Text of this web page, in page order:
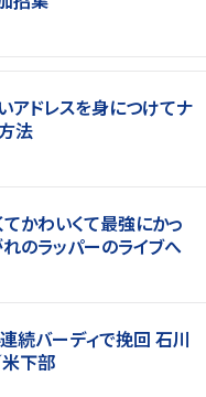
アドレスを身につけてナ
法
かわいくて最強にかっ
のラッパーのライブへ
続バーディで挽回 石川
下部